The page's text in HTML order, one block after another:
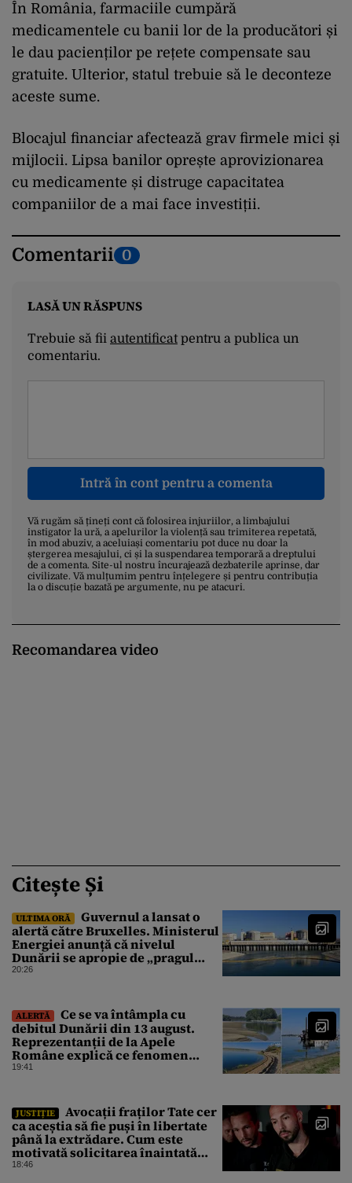
În România, farmaciile cumpără
medicamentele cu banii lor de la producători și
le dau pacienților pe rețete compensate sau
gratuite. Ulterior, statul trebuie să le deconteze
aceste sume.
Blocajul financiar afectează grav firmele mici și
mijlocii. Lipsa banilor oprește aprovizionarea
cu medicamente și distruge capacitatea
companiilor de a mai face investiții.
Comentarii 0
LASĂ UN RĂSPUNS
Trebuie să fii autentificatpentru a publica un
comentariu.
Intră în cont pentru a comenta
Vă rugăm să țineți cont că folosirea injuriilor, a limbajului
instigator la ură, a apelurilor la violență sau trimiterea repetată,
în mod abuziv, a aceluiași comentariu pot duce nu doar la
ștergerea mesajului, ci și la suspendarea temporară a dreptului
de a comenta. Site-ul nostru încurajează dezbaterile aprinse, dar
civilizate. Vă mulțumim pentru înțelegere și pentru contribuția
la o discuție bazată pe argumente, nu pe atacuri.
Recomandarea video
Citește Și
ULTIMA ORĂ
Guvernul a lansat o
alertă către Bruxelles. Ministerul
Energiei anunță că nivelul
Dunării se apropie de „pragul
critic”, iar centrala de la
20:26
ALERTĂ
Ce se va întâmpla cu
debitul Dunării din 13 august.
Reprezentanții de la Apele
Române explică ce fenomen
urmează
19:41
JUSTIȚIE
Avocații fraților Tate cer
ca aceștia să fie puși în libertate
până la extrădare. Cum este
motivată solicitarea înaintată
instanței
18:46